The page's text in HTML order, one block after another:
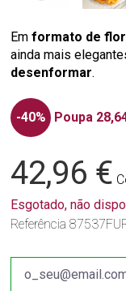
Emformato de flor
ainda mais
desenformar.
-40% Poupa
42,96 €
Esgotado, não
Referência